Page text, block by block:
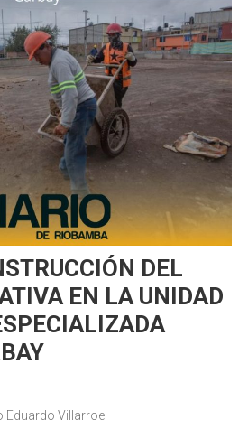
DEL
EN LA UNIDAD
Eduardo Villarroel